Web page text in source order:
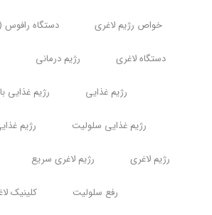
خواص رژیم لاغری دستگاه رافوس
دستگاه لاغری رژیم درمانی
رژیم غذایی رژیم غذایی
رژیم غذایی سلولیت رژیم
رژیم لاغری رژیم لاغری سریع
رفع سلولیت کلینیک